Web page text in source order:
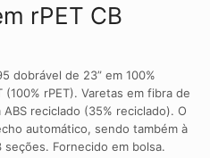
rPET CB
dobrável de 23” em 100%
rPET). Varetas em fibra de
reciclado (35% reciclado). O
automático, sendo também à
Fornecido em bolsa.